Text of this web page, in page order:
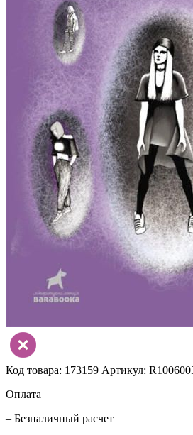
Код товара: 173159 Артикул:
Оплата
– Безналичный расчет